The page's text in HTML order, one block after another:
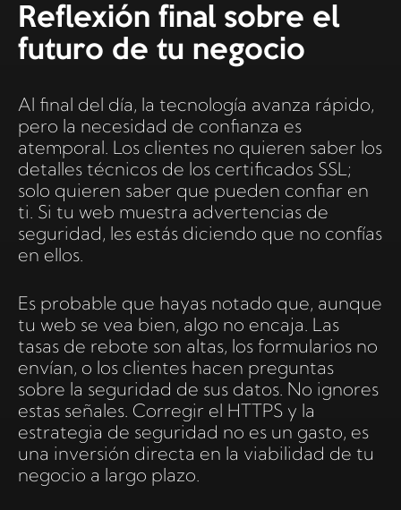
Reflexión final sobre el
futuro de tu negocio
Al final del día, la tecnología avanza rápido,
pero la necesidad de confianza es
atemporal. Los clientes no quieren saber los
detalles técnicos de los certificados SSL;
solo quieren saber que pueden confiar en
ti. Si tu web muestra advertencias de
seguridad, les estás diciendo que no confías
en ellos.
Es probable que hayas notado que, aunque
tu web se vea bien, algo no encaja. Las
tasas de rebote son altas, los formularios no
envían, o los clientes hacen preguntas
sobre la seguridad de sus datos. No ignores
estas señales. Corregir el HTTPS y la
estrategia de seguridad no es un gasto, es
una inversión directa en la viabilidad de tu
negocio a largo plazo.